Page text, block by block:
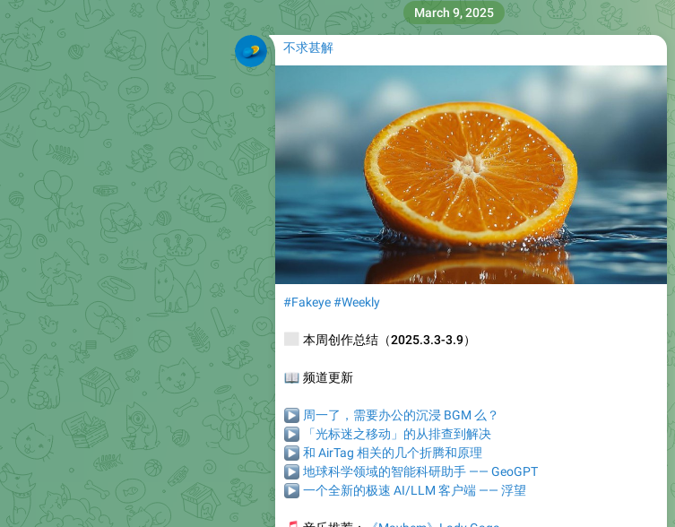
不求甚解
#Fakeye#Weekly
📰本周创作总结（2025.3.3-3.9）
📖频道更新
▶周一了，需要办公的沉浸 BGM 么？
▶「光标迷之移动」的从排查到解决
▶和 AirTag 相关的几个折腾和原理
▶地球科学领域的智能科研助手 —— GeoGPT
▶一个全新的极速 AI/LLM 客户端 —— 浮望
March 9, 2025